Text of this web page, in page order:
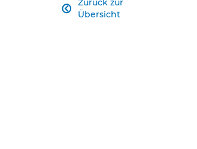
Zurück zur
Übersicht
